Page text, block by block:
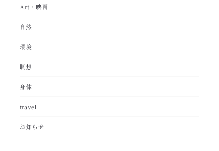
Art・映画
自然
環境
瞑想
身体
travel
お知らせ